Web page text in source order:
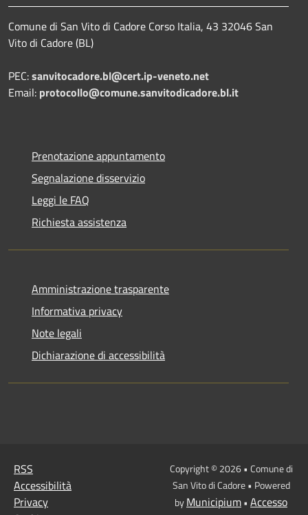
Comune di San Vito di Cadore Corso Italia, 43 32046 San
Vito di Cadore (BL)
PEC:sanvitocadore.bl@cert.ip-veneto.net
Email: protocollo@comune.sanvitodicadore.bl.it
Prenotazione appuntamento
Segnalazione disservizio
Leggi le FAQ
Richiesta assistenza
Amministrazione trasparente
Informativa privacy
Note legali
Dichiarazione di accessibilità
RSS
Accessibilità
Privacy
Copyright © 2026 • Comune di
San Vito di Cadore • Powered
byMunicipium• Accesso